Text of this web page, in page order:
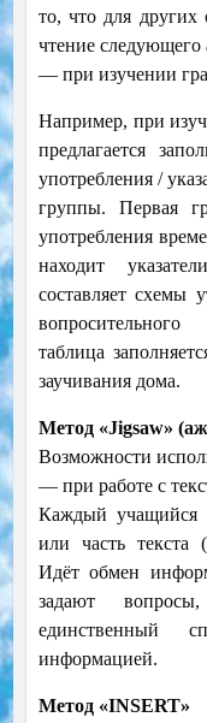
то, что для других
чтение следующего
— при изучении
Например, при
предлагается
употребления /
группы. Первая
употребления
находит
составляет схемы
таблица
заучивания дома.
Метод «Jigsaw»
Возможности
— при работе с
Каждый учащийся
или часть текста
Идёт обмен
задают
единственный
информацией.
Метод «INSERT»